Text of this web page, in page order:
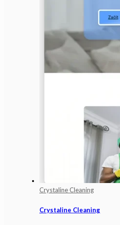
Crystaline Cleaning
Crystaline Cleaning